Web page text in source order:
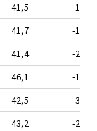
41,5
-14,8
41,7
-14,8
41,4
-26,2
46,1
-14,1
42,5
-31,2
43,2
-24,2